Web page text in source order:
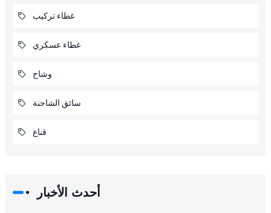
غطاء تركيب
غطاء عسكري
وشاح
سائق الشاحنة
قناع
أحدث الأخبار